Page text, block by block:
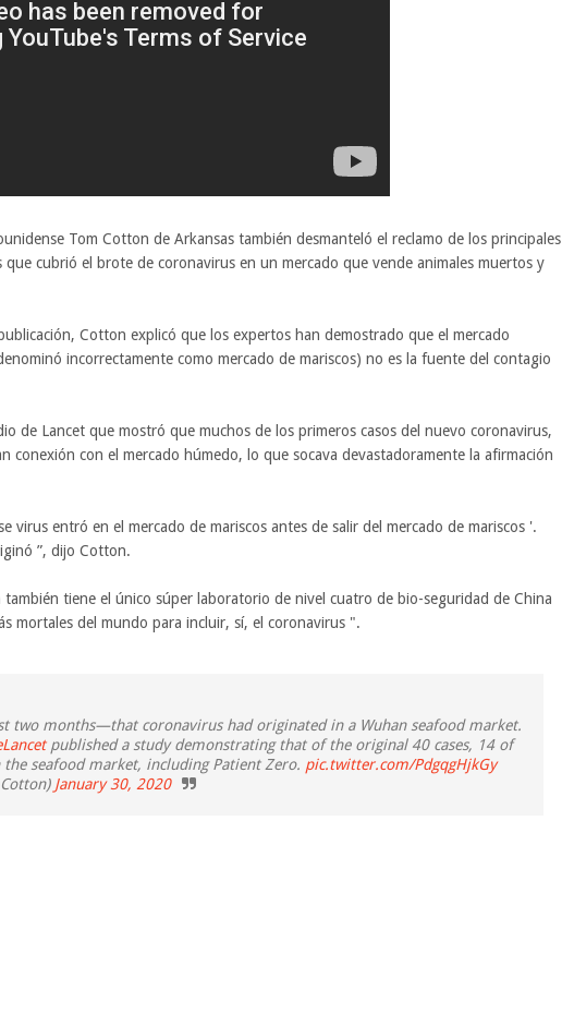
Tom Cotton de Arkansas también desmanteló el reclamo de los principales
que cubrió el brote de coronavirus en un mercado que vende animales muertos y
Cotton explicó que los expertos han demostrado que el mercado
incorrectamente como mercado de mariscos) no es la fuente del contagio
de Lancet que mostró que muchos de los primeros casos del nuevo coronavirus,
conexión con el mercado húmedo, lo que socava devastadoramente la afirmación
virus entró en el mercado de mariscos antes de salir del mercado de mariscos '.
”, dijo Cotton.
tiene el único súper laboratorio de nivel cuatro de bio-seguridad de China
mortales del mundo para incluir, sí, el coronavirus ".
two months—that coronavirus had originated in a Wuhan seafood market.
published a study demonstrating that of the original 40 cases, 14 of
seafood market, including Patient Zero. pic.twitter.com/PdgqgHjkGy
January 30, 2020